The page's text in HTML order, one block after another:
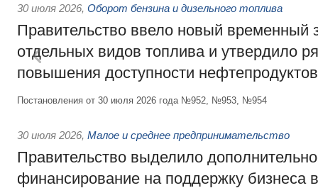
30 июля 2026, Оборот бензина и дизельного топлива
Правительство ввело новый временный
отдельных видов топлива и утвердило
повышения доступности нефтепродуктов
Постановления от 30 июля 2026 года №952, №953, №954
30 июля 2026, Малое и среднее предпринимательство
Правительство выделило
финансирование на поддержку бизнеса